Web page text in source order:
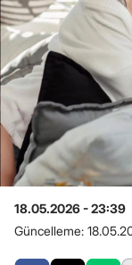
18.05.2026 - 23:39
Güncelleme: